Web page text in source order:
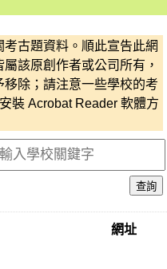
古題資料。順此宣告此網
該原創作者或公司所有，
除；請注意一些學校的考
裝 Acrobat Reader 軟體方
查詢
網址